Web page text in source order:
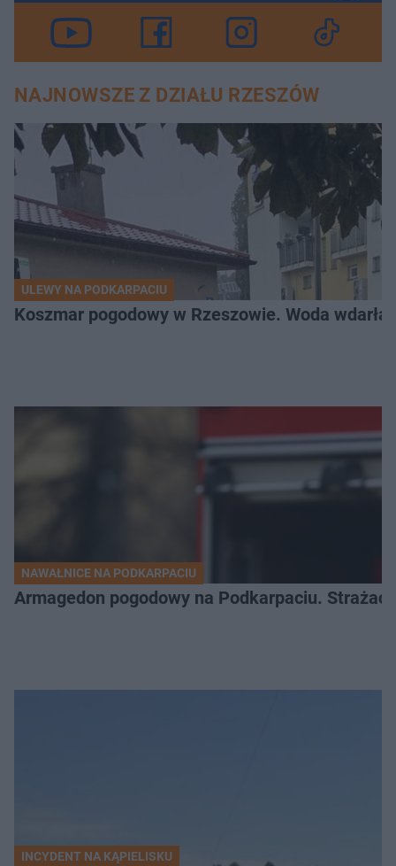
NAJNOWSZE Z DZIAŁU RZESZÓW
ULEWY NA PODKARPACIU
Koszmar pogodowy w Rzeszowie. Woda
NAWAŁNICE NA PODKARPACIU
Armagedon pogodowy na Podkarpaciu.
INCYDENT NA KĄPIELISKU